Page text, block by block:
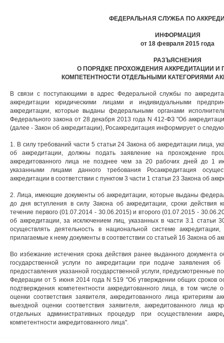
ФЕДЕРАЛЬНАЯ СЛУЖБА ПО
ИНФОРМАЦИЯ
от 18 февраля 2015 года
РАЗЪЯСНЕНИЯ
О ПОРЯДКЕ ПРОХОЖДЕНИЯ АККРЕДИТАЦИИ И
КОМПЕТЕНТНОСТИ ОТДЕЛЬНЫМИ КАТЕГОРИЯМИ
В связи с поступающими в адрес Федеральной службы по
аккредитации юридическими лицами и индивидуальными
аккредитации, которые выданы федеральными органами
Федерального закона от 28 декабря 2013 года N 412-ФЗ "Об
(далее - Закон об аккредитации), Росаккредитация информирует о
1. В силу требований части 5 статьи 24 Закона об аккредитации лица,
об аккредитации, должны подать заявление на прохождение
аккредитованного лица не позднее чем за 20 рабочих дней до 1
указанными лицами данного требования Росаккредитация
аккредитации в соответствии с пунктом 3 части 1 статьи 23 Закона об
2. Лица, имеющие документы об аккредитации, которые выданы
до дня вступления в силу Закона об аккредитации, сроки действия
течение первого (01.07.2014 - 30.06.2015) и второго (01.07.2015 -
об аккредитации, за исключением лиц, указанных в части 3.1 статьи
осуществлять деятельность в национальной системе
прилагаемые к нему документы в соответствии со статьей 16 Закона об
Во избежание истечения срока действия ранее выданного документа
государственной услуги по аккредитации при подаче заявления об
предоставления указанной государственной услуги, предусмотренные
Федерации от 5 июня 2014 года N 519 "Об утверждении общих сроков
подтверждения компетентности аккредитованного лица, в том числе
оценки соответствия заявителя, аккредитованного лица критериям
выездной оценки соответствия заявителя, аккредитованного лица
отдельных административных процедур при осуществлении
компетентности аккредитованного лица".